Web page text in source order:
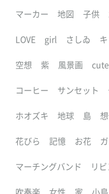
マーカー 地図 子供
LOVE girl さしゐ
空想 紫 風景画 cute
コーヒー サンセット
ホオズキ 地球 島
花びら 記憶 お花
マーチングバンド リ